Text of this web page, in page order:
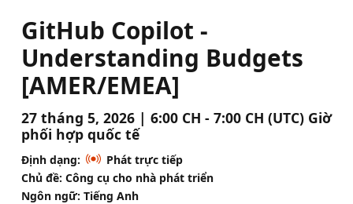
GitHub Copilot -
Understanding Budgets
[AMER/EMEA]
27 tháng 5, 2026 | 6:00 CH - 7:00 CH (UTC) Giờ
phối hợp quốc tế
Định dạng:
Phát trực tiếp
Chủ đề: Công cụ cho nhà phát triển
Ngôn ngữ: Tiếng Anh